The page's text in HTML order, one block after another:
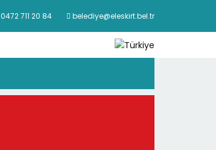
0472 711 20 84 belediye@eleskirt.bel.tr